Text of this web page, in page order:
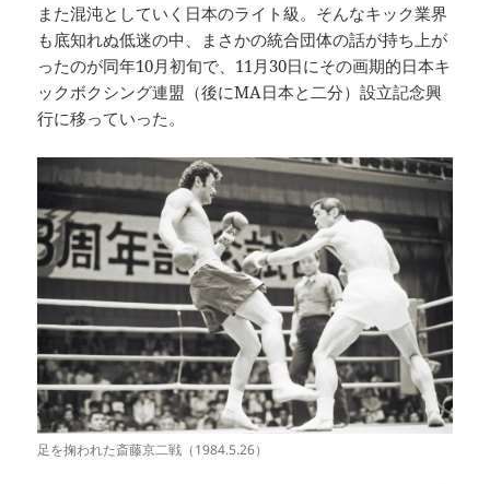
また混沌としていく日本のライト級。そんなキック業界
も底知れぬ低迷の中、まさかの統合団体の話が持ち上が
ったのが同年10月初旬で、11月30日にその画期的日本キ
ックボクシング連盟（後にMA日本と二分）設立記念興
行に移っていった。
足を掬われた斎藤京二戦（1984.5.26）